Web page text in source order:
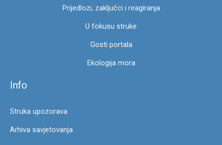
Prijedlozi, zaključci i reagiranja
U fokusu struke
Gosti portala
Ekologija mora
Info
Struka upozorava
Arhiva savjetovanja